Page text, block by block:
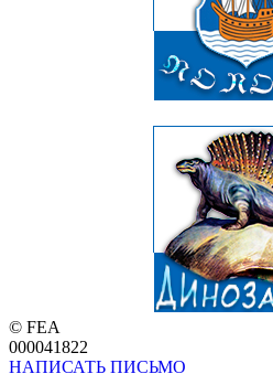
© FEA
000041822
НАПИСАТЬ ПИСЬМО